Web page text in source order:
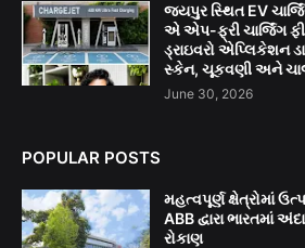
જયપુર સ્થિત EV
એ એપ-ફ્રી ચાર્જિંગ
ડ્રાઇવરો એપ્લિકેશન
સ્કેન, ચૂકવણી અને
June 30, 2026
POPULAR POSTS
મહત્વપૂર્ણ ક્ષેત્રોમાં
ABB દ્વારા ભારતમાં
રોકાણ